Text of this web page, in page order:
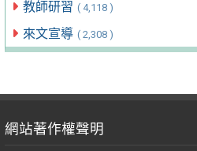
教師研習 ( 4,118 )
來文宣導 ( 2,308 )
網站著作權聲明